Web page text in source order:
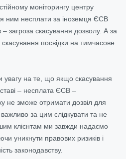
моніторингу центру
ним несплати за іноземця ЄСВ
– загроза скасування дозволу. А за
посвідки на тимчасове
увагу на те, що якщо скасування
– несплата ЄСВ –
не зможе отримати дозвіл для
за цим слідкувати та не
клієнтам ми завжди надаємо
уникнути правових ризиків і
законодавству.